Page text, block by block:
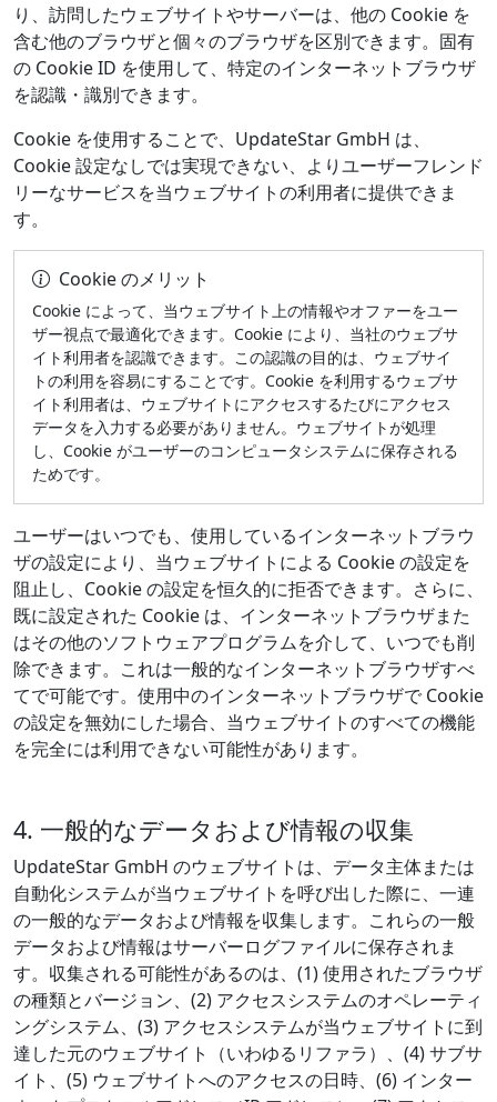
り、訪問したウェブサイトやサーバーは、他の Cookie を
含む他のブラウザと個々のブラウザを区別できます。固有
の Cookie ID を使用して、特定のインターネットブラウザ
を認識・識別できます。
Cookie を使用することで、UpdateStar GmbH は、
Cookie 設定なしでは実現できない、よりユーザーフレンド
リーなサービスを当ウェブサイトの利用者に提供できま
す。
Cookie のメリット
Cookie によって、当ウェブサイト上の情報やオファーをユー
ザー視点で最適化できます。Cookie により、当社のウェブサ
イト利用者を認識できます。この認識の目的は、ウェブサイ
トの利用を容易にすることです。Cookie を利用するウェブサ
イト利用者は、ウェブサイトにアクセスするたびにアクセス
データを入力する必要がありません。ウェブサイトが処理
し、Cookie がユーザーのコンピュータシステムに保存される
ためです。
ユーザーはいつでも、使用しているインターネットブラウ
ザの設定により、当ウェブサイトによる Cookie の設定を
阻止し、Cookie の設定を恒久的に拒否できます。さらに、
既に設定された Cookie は、インターネットブラウザまた
はその他のソフトウェアプログラムを介して、いつでも削
除できます。これは一般的なインターネットブラウザすべ
てで可能です。使用中のインターネットブラウザで Cookie
の設定を無効にした場合、当ウェブサイトのすべての機能
を完全には利用できない可能性があります。
4. 一般的なデータおよび情報の収集
UpdateStar GmbH のウェブサイトは、データ主体または
自動化システムが当ウェブサイトを呼び出した際に、一連
の一般的なデータおよび情報を収集します。これらの一般
データおよび情報はサーバーログファイルに保存されま
す。収集される可能性があるのは、(1) 使用されたブラウザ
の種類とバージョン、(2) アクセスシステムのオペレーティ
ングシステム、(3) アクセスシステムが当ウェブサイトに到
達した元のウェブサイト（いわゆるリファラ）、(4) サブサ
イト、(5) ウェブサイトへのアクセスの日時、(6) インター